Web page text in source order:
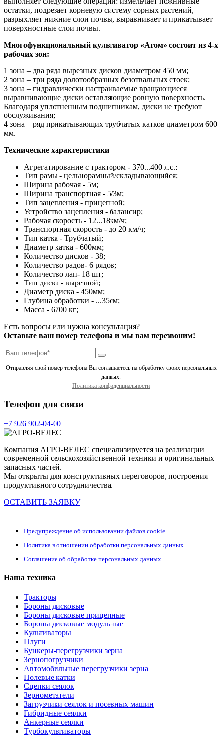
остатки, подрезает корневую систему сорных растений,
разрыхляет нижние слои почвы, выравнивает и прикатывает
поверхностные слои почвы.
Многофункциональный культиватор «Атом» состоит из 4-х
рабочих зон:
1 зона – два ряда вырезных дисков диаметром 450 мм;
2 зона – три ряда долотообразных безотвальных стоек;
3 зона – гидравлически настраиваемые вращающиеся
выравнивающие диски оставляющие ровную поверхность.
Благодаря уплотненным подшипникам, диски не требуют
обслуживания;
4 зона – ряд прикатывающих трубчатых катков диаметром 600
мм.
Технические характеристики
Агрегатирование с трактором - 370...400 л.с.;
Тип рамы - цельнорамный/складывающийся;
Ширина рабочая - 5м;
Ширина транспортная - 5/3м;
Тип зацепления - прицепной;
Устройство зацепления - балансир;
Рабочая скорость - 12...18км/ч;
Транспортная скорость - до 20 км/ч;
Тип катка - Трубчатый;
Диаметр катка - 600мм;
Количество дисков - 38;
Количество радов- 6 рядов;
Количество лап- 18 шт;
Тип диска - вырезной;
Диаметр диска - 450мм;
Глубина обработки - ...35см;
Масса - 6700 кг;
Есть вопросы или нужна консультация?
Оставьте ваш номер телефона и мы вам перезвоним!
Отправляя свой номер телефона Вы соглашаетесь на обработку своих персональных
данных.
Политика конфиденциальности
Телефон для связи
+7 926 902-04-00
Компания АГРО-ВЕЛЕС специализируется на реализации
современной сельскохозяйственной техники и оригинальных
запасных частей.
Мы открыты для конструктивных переговоров, построения
продуктивного сотрудничества.
ОСТАВИТЬ ЗАЯВКУ
Предупреждение об использовании файлов cookie
Политика в отношении обработки персональных данных
Соглашение об обработке персональных данных
Наша техника
Тракторы
Бороны дисковые
Бороны дисковые прицепные
Бороны дисковые модульные
Культиваторы
Плуги
Бункеры-перегрузчики зерна
Зернопогрузчики
Автомобильные перегрузчики зерна
Полевые катки
Сцепки сеялок
Зернометатели
Загрузчики сеялок и посевных машин
Гибридные сеялки
Анкерные сеялки
Турбокультиваторы